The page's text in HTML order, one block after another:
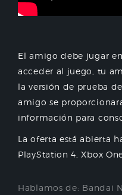
El amigo debe jugar
acceder al juego, tu
la versión de prueba de
amigo se
información para
La oferta está abierta
PlayStation 4, Xbox
Hablamos de: Bandai